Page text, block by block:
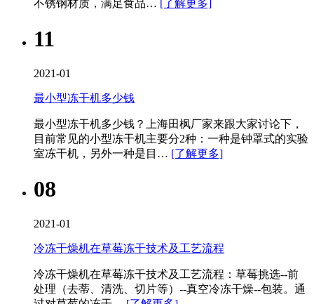
不锈钢材质，满足食品… [了解更多]
11
2021-01
最小型冻干机多少钱
最小型冻干机多少钱？上海田枫厂家来跟大家讨论下，
目前常见的小型冻干机主要分2种：一种是钟罩式的实验
室冻干机，另外一种是目… [了解更多]
08
2021-01
冷冻干燥机在草莓冻干技术及工艺流程
冷冻干燥机​在草莓冻干技术及工艺流程：草莓挑选--前
处理（去蒂、清洗、切片等）--真空冷冻干燥--包装。通